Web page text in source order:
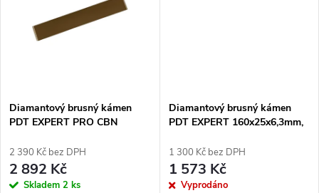
Diamantový brusný kámen
PDT EXPERT PRO CBN
2 390 Kč bez DPH
2 892 Kč
Skladem 2 ks
Diamantový brusný kámen
PDT EXPERT 160x25x6,3mm,
1 300 Kč bez DPH
1 573 Kč
Vyprodáno